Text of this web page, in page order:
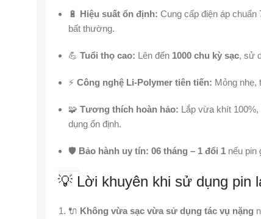
🔋 Hiệu suất ổn định: Cung cấp điện áp chuẩn
bất thường.
💪 Tuổi thọ cao: Lên đến 1000 chu kỳ sạc, sử
⚡ Công nghệ Li-Polymer tiên tiến: Mỏng nhẹ,
🧩 Tương thích hoàn hảo: Lắp vừa khít
dụng ổn định.
🛡️ Bảo hành uy tín: 06 tháng – 1 đổi 1 nếu pin
💡 Lời khuyên khi sử dụng pin
🔌 Không vừa sạc vừa sử dụng tác vụ nặng